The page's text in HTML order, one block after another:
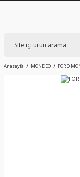
Anasayfa MONDEO FORD